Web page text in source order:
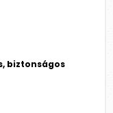
biztonságos